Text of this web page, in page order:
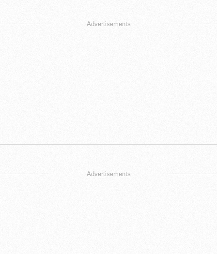
Advertisements
Advertisements